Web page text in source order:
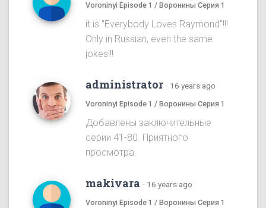
Voroninyi Episode 1 / Воронины Серия 1
it is "Everybody Loves Raymond"!!!
Only in Russian, even the same
jokes!!!
administrator · 16 years ago
Voroninyi Episode 1 / Воронины Серия 1
Добавлены заключительные
серии 41-80. Приятного
просмотра.
makivara · 16 years ago
Voroninyi Episode 1 / Воронины Серия 1